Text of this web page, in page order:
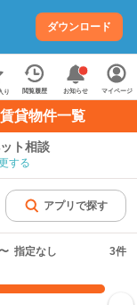
ダウンロード
り 閲覧履歴 お知らせ マイページ
貸物件一覧
ト相談
する
アプリで探す
指定なし 3件